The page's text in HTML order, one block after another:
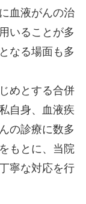
血液がんの治
いることが多
なる場面も多
めとする合併
自身、血液疾
の診療に数多
もとに、当院
寧な対応を行